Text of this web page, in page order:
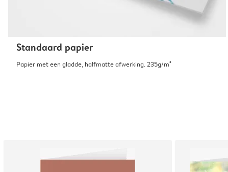
Standaard papier
Papier met een gladde, halfmatte afwerking. 235g/m²